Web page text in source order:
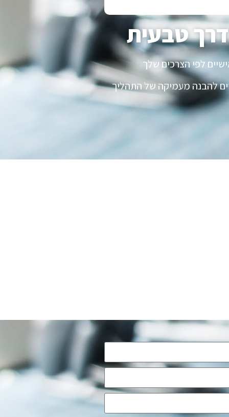
טבעית
לפי הצרכים שלך
להבנה מעמיקה של התהליך